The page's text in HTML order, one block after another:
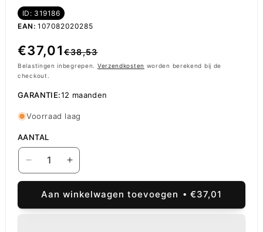
ID: 319186
EAN: 107082020285
Normale
prijs
€38,53
Aanbiedingsprijs
€37,01
Belastingen inbegrepen. Verzendkosten worden berekend bij de
checkout.
GARANTIE:12 maanden
Voorraad laag
AANTAL
Aantal
verlagen
voor
Aantal
verhogen
voor
Druk
Aan winkelwagen toevoegen €37,01